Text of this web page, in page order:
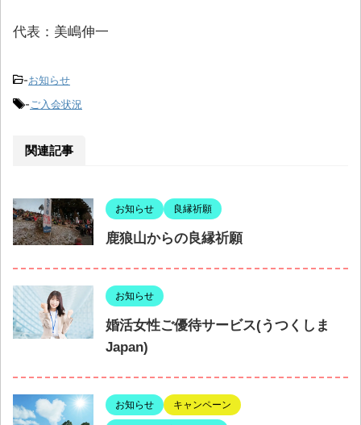
代表：美嶋伸一
-お知らせ
- ご入会状況
関連記事
お知らせ 良縁祈願
鹿狼山からの良縁祈願
お知らせ
婚活女性ご優待サービス(うつくしま
Japan)
お知らせ キャンペーン